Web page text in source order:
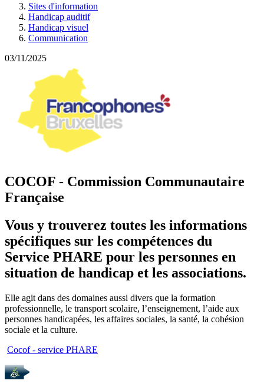
Sites d'information
Handicap auditif
Handicap visuel
Communication
03/11/2025
COCOF - Commission Communautaire
Française
Vous y trouverez toutes les informations
spécifiques sur les compétences du
Service PHARE pour les personnes en
situation de handicap et les associations.
Elle agit dans des domaines aussi divers que la formation
professionnelle, le transport scolaire, l’enseignement, l’aide aux
personnes handicapées, les affaires sociales, la santé, la cohésion
sociale et la culture.
Cocof - service PHARE